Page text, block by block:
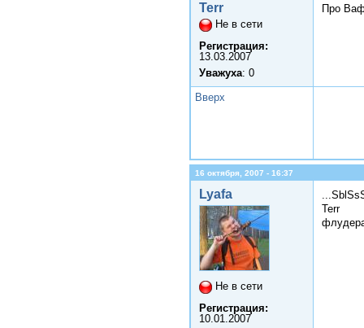
Terr
Не в сети
Регистрация:
13.03.2007
Уважуха: 0
Про
Вверх
16 октября, 2007 - 16:37
Lyafa
Не в сети
Регистрация:
10.01.2007
Terr